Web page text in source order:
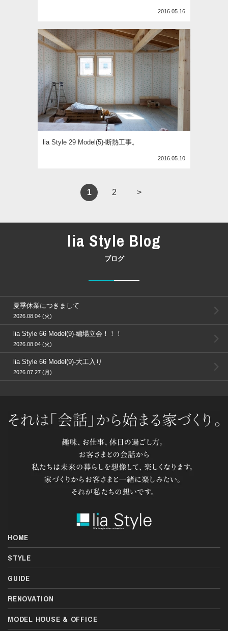
2016.05.16
lia Style 29 Model(5)-断熱工事。
2016.05.10
1 2 >
lia Style Blog
ブログ
夏季休業につきまして
2026.08.04 (火)
lia Style 66 Model(9)-編場立会！！！
2026.08.04 (火)
lia Style 66 Model(9)-大工入り
2026.07.27 (月)
HOME
STYLE
GUIDE
RENOVATION
MODEL HOUSE & OFFICE